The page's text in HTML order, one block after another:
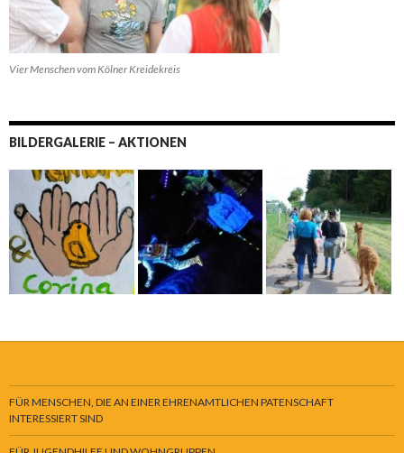
Vier Menschen vom Kölner Kreidekreis
BILDERGALERIE – AKTIONEN
FÜR MENSCHEN, DIE AN EINER EHRENAMTLICHEN PATENSCHAFT
INTERESSIERT SIND